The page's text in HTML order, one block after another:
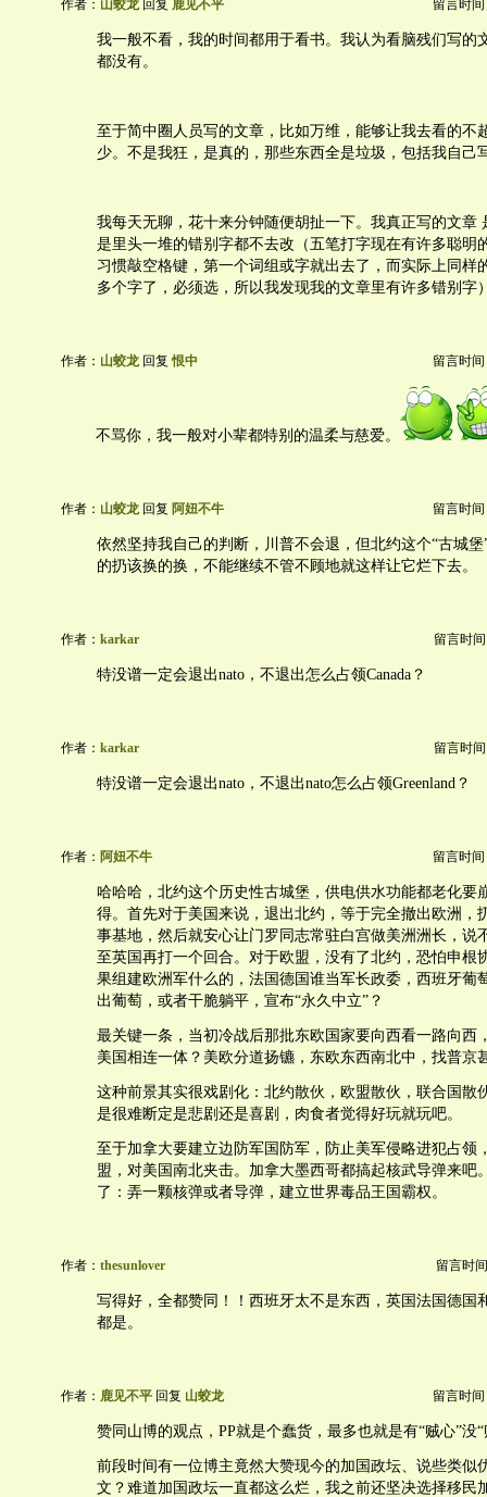
作者： 山蛟龙回复 鹿见不平 留言时间
我一般不看，我的时间都用于看书。我认为看脑残们写的
都没有。
至于简中圈人员写的文章，比如万维，能够让我去看的不
少。不是我狂，是真的，那些东西全是垃圾，包括我自己
我每天无聊，花十来分钟随便胡扯一下。我真正写的文章
是里头一堆的错别字都不去改（五笔打字现在有许多聪明
习惯敲空格键，第一个词组或字就出去了，而实际上同样
多个字了，必须选，所以我发现我的文章里有许多错别字
作者： 山蛟龙回复恨中 留言时间
不骂你，我一般对小辈都特别的温柔与慈爱。
作者： 山蛟龙回复 阿妞不牛 留言时间
依然坚持我自己的判断，川普不会退，但北约这个“古城
的扔该换的换，不能继续不管不顾地就这样让它烂下去。
作者： karkar 留言时间
特没谱一定会退出nato，不退出怎么占领Canada？
作者： karkar 留言时间
特没谱一定会退出nato，不退出nato怎么占领Greenland？
作者： 阿妞不牛 留言时间
哈哈哈，北约这个历史性古城堡，供电供水功能都老化要
得。首先对于美国来说，退出北约，等于完全撤出欧洲，
事基地，然后就安心让门罗同志常驻白宫做美洲洲长，说
至英国再打一个回合。对于欧盟，没有了北约，恐怕申根
果组建欧洲军什么的，法国德国谁当军长政委，西班牙葡
出葡萄，或者干脆躺平，宣布“永久中立”？
最关键一条，当初冷战后那批东欧国家要向西看一路向西
美国相连一体？美欧分道扬镳，东欧东西南北中，找普京
这种前景其实很戏剧化：北约散伙，欧盟散伙，联合国散
是很难断定是悲剧还是喜剧，肉食者觉得好玩就玩吧。
至于加拿大要建立边防军国防军，防止美军侵略进犯占领
盟，对美国南北夹击。加拿大墨西哥都搞起核武导弹来吧
了：弄一颗核弹或者导弹，建立世界毒品王国霸权。
作者： thesunlover 留言时
写得好，全都赞同！！西班牙太不是东西，英国法国德国
都是。
作者： 鹿见不平 回复 山蛟龙 留言时间
赞同山博的观点，PP就是个蠢货，最多也就是有“贼心”没“
前段时间有一位博主竟然大赞现今的加国政坛、说些类似
文？难道加国政坛一直都这么烂，我之前还坚决选择移民